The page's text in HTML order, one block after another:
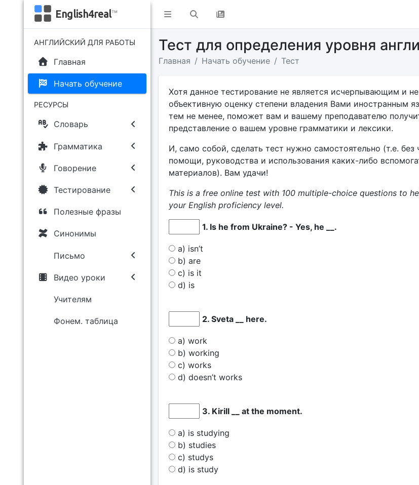
English4real™
АНГЛИЙСКИЙ ДЛЯ РАБОТЫ
Главная
Начать обучение
РЕСУРСЫ
Словарь
Грамматика
Говорение
Тестирование
Полезные фразы
Синонимы
Письмо
Видео уроки
Учителям
Фонем. таблица
Тест для определения уровня
Главная Начать обучение Тест
Хотя данное тестирование не является исчерпывающим и
объективную оценку степени владения Вами иностранным
тем не менее, поможет вам и вашему преподавателю
представление о вашем уровне грамматики и лексики.
И, само собой, сделать тест нужно самостоятельно (т.е. без
помощи, руководства и использования каких-либо
материалов). Вам удачи!
This is a free online test with 100 multiple-choice questions to
your English proficiency level.
1. Is he from Ukraine? - Yes, he __.
a) isn’t
b) are
c) is it
d) is
2. Sveta __ here.
a) work
b) working
c) works
d) doesn’t works
3. Kirill __ at the moment.
a) is studying
b) studies
c) studys
d) is study